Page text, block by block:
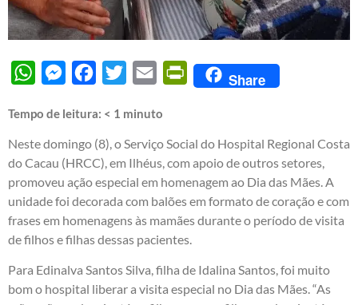
WhatsAppMessengerFacebook
Twitter Email PrintFriendly
Share
Tempo de leitura: < 1 minuto
Neste domingo (8), o Serviço Social do Hospital Regional Costa
do Cacau (HRCC), em Ilhéus, com apoio de outros setores,
promoveu ação especial em homenagem ao Dia das Mães. A
unidade foi decorada com balões em formato de coração e com
frases em homenagens às mamães durante o período de visita
de filhos e filhas dessas pacientes.
Para Edinalva Santos Silva, filha de Idalina Santos, foi muito
bom o hospital liberar a visita especial no Dia das Mães. “As